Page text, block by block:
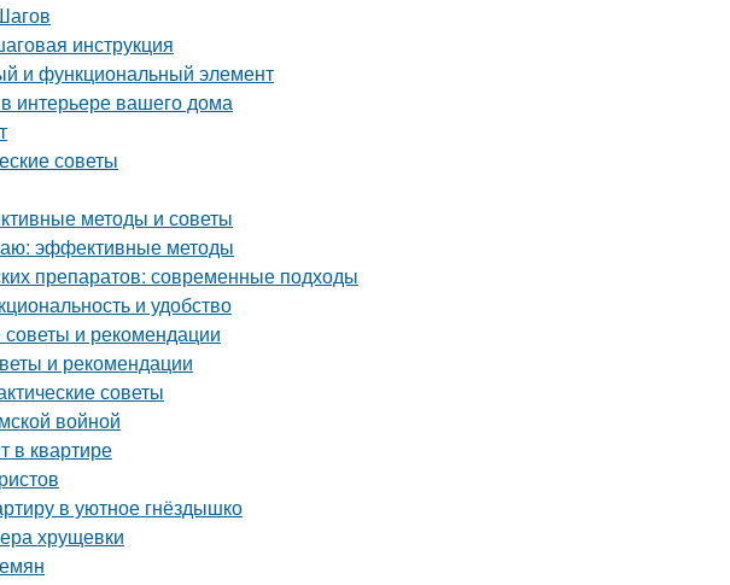
инструкция
и функциональный элемент
интерьере вашего дома
советы
методы и советы
эффективные методы
препаратов: современные подходы
и удобство
и рекомендации
и рекомендации
советы
войной
в квартире
в уютное гнёздышко
хрущевки